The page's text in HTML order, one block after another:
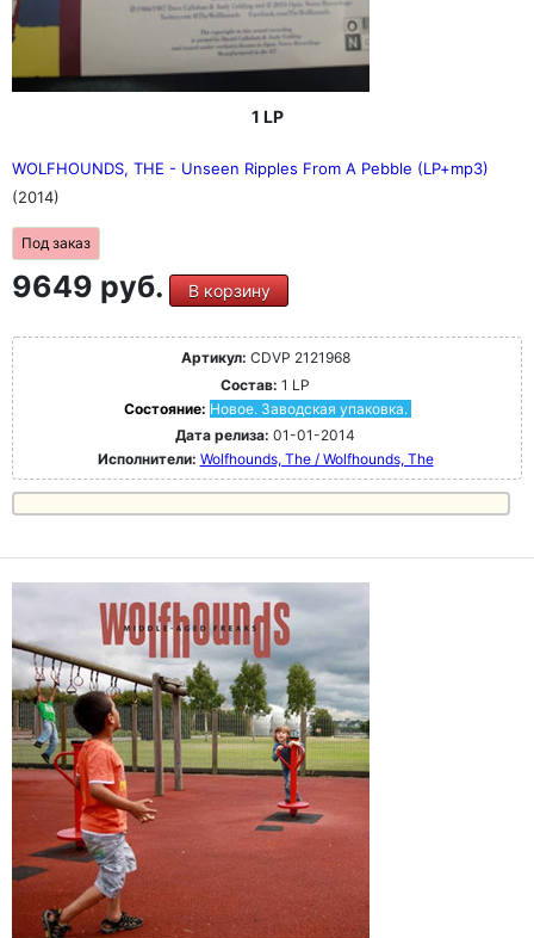
1 LP
WOLFHOUNDS, THE - Unseen Ripples From A Pebble (LP+mp3)
(2014)
Под заказ
9649 руб. В корзину
Артикул: CDVP 2121968
Состав: 1 LP
Состояние: Новое. Заводская упаковка.
Дата релиза: 01-01-2014
Исполнители: Wolfhounds, The / Wolfhounds, The